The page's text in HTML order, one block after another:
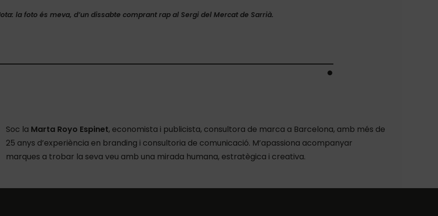
la foto és meva, d’un dissabte comprant rap al Sergi del Mercat de Sarrià.
Soc la Marta Royo Espinet, economista i publicista, consultora de marca a Barcelona, amb més de
25 anys d’experiència en branding i consultoria de comunicació. M’apassiona acompanyar
marques a trobar la seva veu amb una mirada humana, estratègica i creativa.